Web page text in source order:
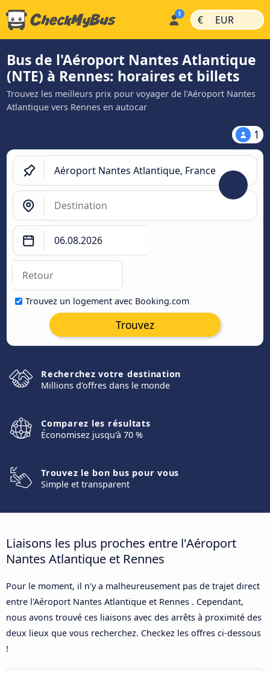
€ | EUR |
Bus de l'Aéroport Nantes Atlantique
(NTE) à Rennes: horaires et billets
Trouvez les meilleurs prix pour voyager de l'Aéroport Nantes
Atlantique vers Rennes en autocar
1
Trouvez un logement avec Booking.com
Trouvez
Recherchez votre destination
Millions d'offres dans le monde
Comparez les résultats
Économisez jusqu'à 70 %
Trouvez le bon bus pour vous
Simple et transparent
Liaisons les plus proches entre l'Aéroport
Nantes Atlantique et Rennes
Pour le moment, il n'y a malheureusement pas de trajet direct
entre l'Aéroport Nantes Atlantique et Rennes . Cependant,
nous avons trouvé ces liaisons avec des arrêts à proximité des
deux lieux que vous recherchez. Checkez les offres ci-dessous
!